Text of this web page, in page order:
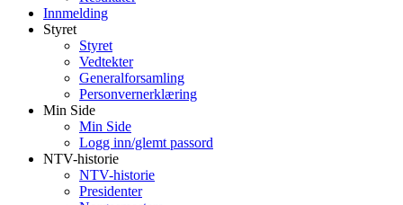
Innmelding
Styret
Styret
Vedtekter
Generalforsamling
Personvernerklæring
Min Side
Min Side
Logg inn/glemt passord
NTV-historie
NTV-historie
Presidenter